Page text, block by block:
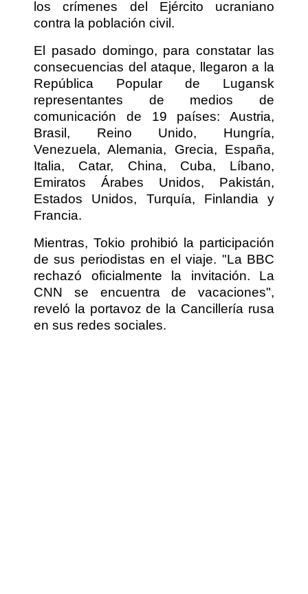
los crímenes del Ejército ucraniano
contra la población civil.
El pasado domingo, para constatar las
consecuencias del ataque, llegaron a la
República Popular de Lugansk
representantes de medios de
comunicación de 19 países: Austria,
Brasil, Reino Unido, Hungría,
Venezuela, Alemania, Grecia, España,
Italia, Catar, China, Cuba, Líbano,
Emiratos Árabes Unidos, Pakistán,
Estados Unidos, Turquía, Finlandia y
Francia.
Mientras, Tokio prohibió la participación
de sus periodistas en el viaje. "La BBC
rechazó oficialmente la invitación. La
CNN se encuentra de vacaciones",
reveló la portavoz de la Cancillería rusa
en sus redes sociales.